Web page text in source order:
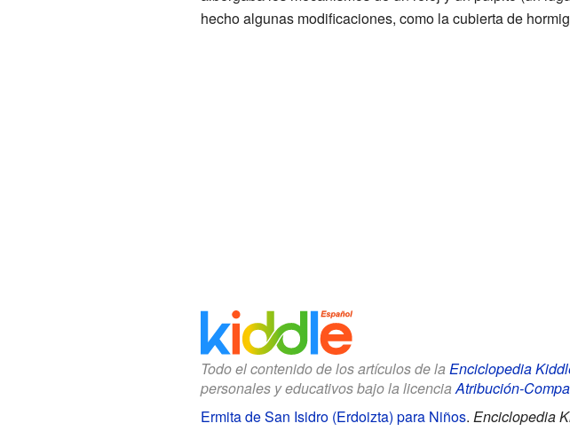
hecho algunas modificaciones, como la cubierta de
Todo el contenido de los artículos de la Enciclopedia
personales y educativos bajo la licenciaAtribución-
Ermita de San Isidro (Erdoizta) para Niños. Enciclopedia